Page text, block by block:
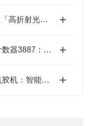
日本HOYA豪雅「高折射光学引擎」—2.0超高清折射率-总代理藤田光学
加野尘埃粒子计数器3887：洁净环境监测的“眼睛”
全自动多功能点胶机：智能制造中的精密“画师”